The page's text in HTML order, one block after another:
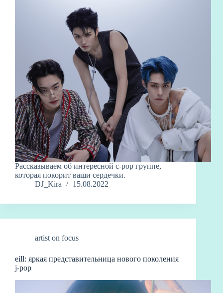
Рассказываем об интересной c-pop группе,
которая покорит ваши сердечки.
DJ_Kira
15.08.2022
artist on focus
eill: яркая представительница нового поколения
j-pop